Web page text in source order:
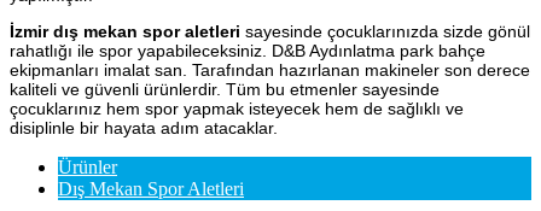
İzmir dış mekan spor aletleri sayesinde çocuklarınızda sizde gönül
rahatlığı ile spor yapabileceksiniz. D&B Aydınlatma park bahçe
ekipmanları imalat san. Tarafından hazırlanan makineler son derece
kaliteli ve güvenli ürünlerdir. Tüm bu etmenler sayesinde
çocuklarınız hem spor yapmak isteyecek hem de sağlıklı ve
disiplinle bir hayata adım atacaklar.
Ürünler
Dış Mekan Spor Aletleri